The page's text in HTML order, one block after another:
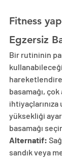
Fitness
Egzersiz
Bir rutininin
basamağı,
yüksekliği
basamağı
Alternatif:
sandık veya